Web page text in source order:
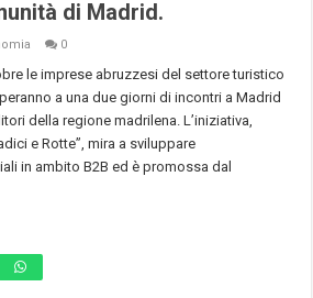
di Madrid.
0
le imprese abruzzesi del settore turistico
a una due giorni di incontri a Madrid
della regione madrilena. L’iniziativa,
e Rotte”, mira a sviluppare
in ambito B2B ed è promossa dal